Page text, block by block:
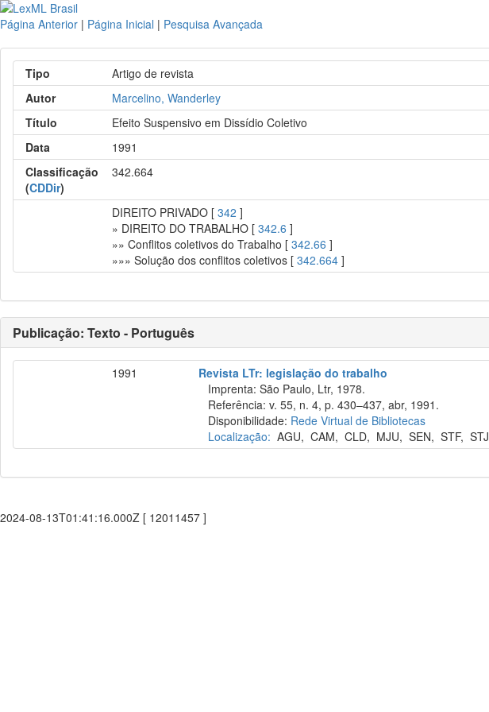
Página Anterior | Página Inicial | Pesquisa Avançada
Tipo
Artigo de revista
Autor
Marcelino, Wanderley
Título
Efeito Suspensivo em Dissídio Coletivo
Data
1991
Classificação
(CDDir)
342.664
DIREITO PRIVADO [342 ]
» DIREITO DO TRABALHO [342.6 ]
»» Conflitos coletivos do Trabalho [342.66 ]
»»» Solução dos conflitos coletivos [342.664 ]
Publicação: Texto - Português
1991
Revista LTr: legislação do trabalho
Imprenta: São Paulo, Ltr, 1978.
Referência: v. 55, n. 4, p. 430–437, abr, 1991.
Disponibilidade: Rede Virtual de Bibliotecas
Localização: AGU,CAM,CLD, MJU,SEN,STF,STJ
2024-08-13T01:41:16.000Z [ 12011457 ]